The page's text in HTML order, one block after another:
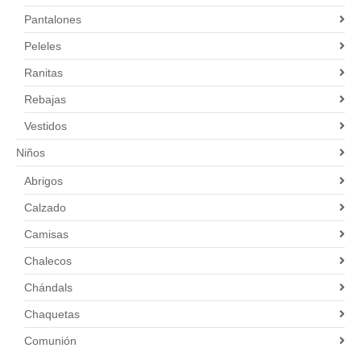
Pantalones
Peleles
Ranitas
Rebajas
Vestidos
Niños
Abrigos
Calzado
Camisas
Chalecos
Chándals
Chaquetas
Comunión